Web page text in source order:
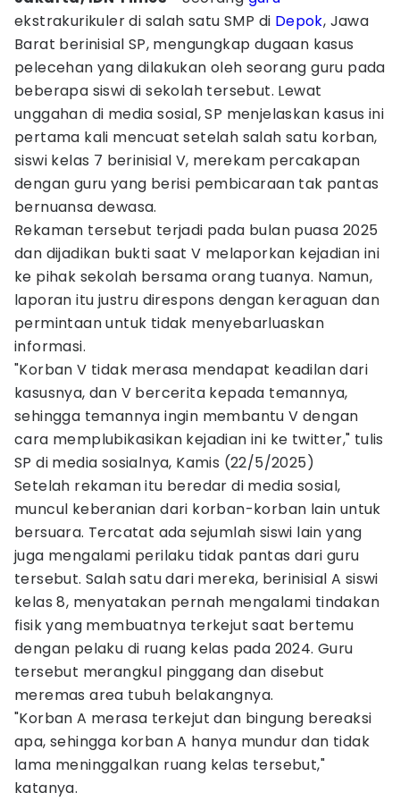
ekstrakurikuler di salah satu SMP di Depok, Jawa
Barat berinisial SP, mengungkap dugaan kasus
pelecehan yang dilakukan oleh seorang guru pada
beberapa siswi di sekolah tersebut. Lewat
unggahan di media sosial, SP menjelaskan kasus ini
pertama kali mencuat setelah salah satu korban,
siswi kelas 7 berinisial V, merekam percakapan
dengan guru yang berisi pembicaraan tak pantas
bernuansa dewasa.
Rekaman tersebut terjadi pada bulan puasa 2025
dan dijadikan bukti saat V melaporkan kejadian ini
ke pihak sekolah bersama orang tuanya. Namun,
laporan itu justru direspons dengan keraguan dan
permintaan untuk tidak menyebarluaskan
informasi.
"Korban V tidak merasa mendapat keadilan dari
kasusnya, dan V bercerita kepada temannya,
sehingga temannya ingin membantu V dengan
cara memplubikasikan kejadian ini ke twitter," tulis
SP di media sosialnya, Kamis (22/5/2025)
Setelah rekaman itu beredar di media sosial,
muncul keberanian dari korban-korban lain untuk
bersuara. Tercatat ada sejumlah siswi lain yang
juga mengalami perilaku tidak pantas dari guru
tersebut. Salah satu dari mereka, berinisial A siswi
kelas 8, menyatakan pernah mengalami tindakan
fisik yang membuatnya terkejut saat bertemu
dengan pelaku di ruang kelas pada 2024. Guru
tersebut merangkul pinggang dan disebut
meremas area tubuh belakangnya.
"Korban A merasa terkejut dan bingung bereaksi
apa, sehingga korban A hanya mundur dan tidak
lama meninggalkan ruang kelas tersebut,"
katanya.